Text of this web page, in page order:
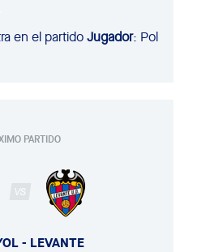
en el partidoJugador: Pol
PARTIDO
VS
- LEVANTE